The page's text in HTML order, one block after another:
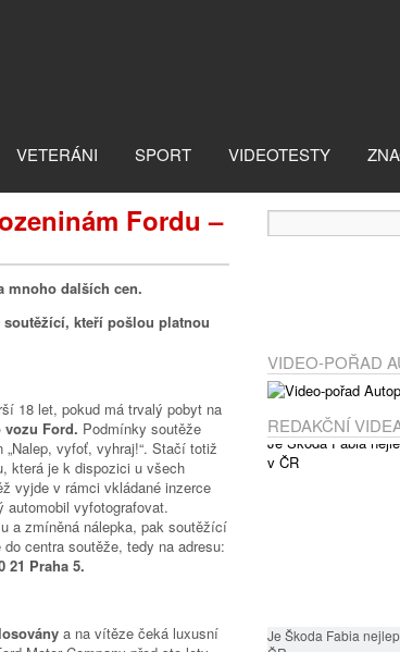
VETERÁNI SPORT VIDEOTESTY
Fordu –
mnoho dalších cen.
soutěžící, kteří pošlou platnou
18 let, pokud má trvalý pobyt na
Ford. Podmínky soutěže
vyfoť, vyhraj!“. Stačí totiž
která je k dispozici u všech
vyjde v rámci vkládané inzerce
automobil vyfotografovat.
a zmíněná nálepka, pak soutěžící
centra soutěže, tedy na adresu:
21 Praha 5.
a na vítěze čeká luxusní
VIDEO-POŘAD
REDAKČNÍ
Je Škoda Fabia